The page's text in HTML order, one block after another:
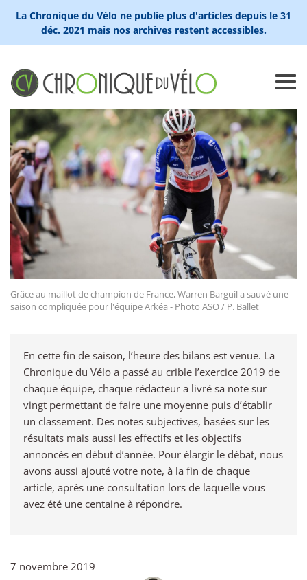
La Chronique du Vélo ne publie plus d'articles depuis le 31
déc. 2021 mais nos archives restent accessibles.
Grâce au maillot de champion de France, Warren Barguil a sauvé une
saison compliquée pour l'équipe Arkéa - Photo ASO / P. Ballet
En cette fin de saison, l’heure des bilans est venue. La
Chronique du Vélo a passé au crible l’exercice 2019 de
chaque équipe, chaque rédacteur a livré sa note sur
vingt permettant de faire une moyenne puis d’établir
un classement. Des notes subjectives, basées sur les
résultats mais aussi les effectifs et les objectifs
annoncés en début d’année. Pour élargir le débat, nous
avons aussi ajouté votre note, à la fin de chaque
article, après une consultation lors de laquelle vous
avez été une centaine à répondre.
7 novembre 2019